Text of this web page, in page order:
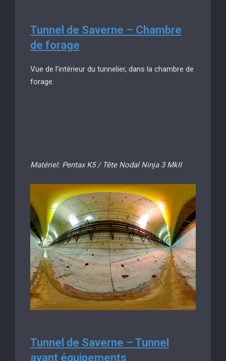
Tunnel de Saverne – Chambre
de forage
Vue de l’intérieur du tunnelier, dans la chambre de
forage.
Matériel: Pentax K5 / Tête Nodal Ninja 3 MkII
Tunnel de Saverne – Tunnel
avant équipements